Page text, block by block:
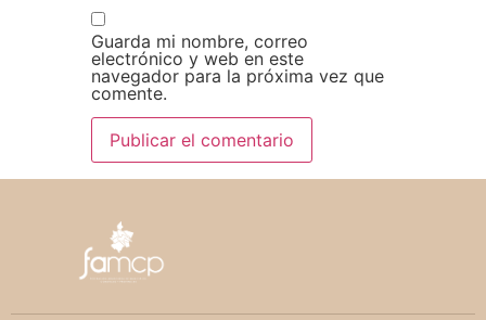
Guarda mi nombre, correo
electrónico y web en este
navegador para la próxima vez que
comente.